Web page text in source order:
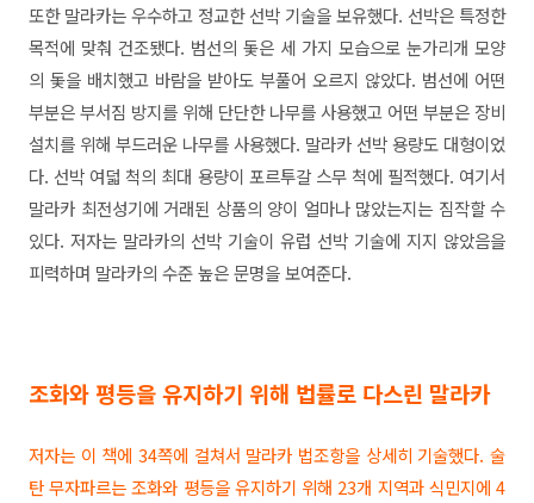
또한 말라카는 우수하고 정교한 선박 기술을 보유했다. 선박은 특정한
목적에 맞춰 건조됐다. 범선의 돛은 세 가지 모습으로 눈가리개 모양
의 돛을 배치했고 바람을 받아도 부풀어 오르지 않았다. 범선에 어떤
부분은 부서짐 방지를 위해 단단한 나무를 사용했고 어떤 부분은 장비
설치를 위해 부드러운 나무를 사용했다. 말라카 선박 용량도 대형이었
다. 선박 여덟 척의 최대 용량이 포르투갈 스무 척에 필적했다. 여기서
말라카 최전성기에 거래된 상품의 양이 얼마나 많았는지는 짐작할 수
있다. 저자는 말라카의 선박 기술이 유럽 선박 기술에 지지 않았음을
피력하며 말라카의 수준 높은 문명을 보여준다.
조화와 평등을 유지하기 위해 법률로 다스린 말라카
저자는 이 책에 34쪽에 걸쳐서 말라카 법조항을 상세히 기술했다. 술
탄 무자파르는 조화와 평등을 유지하기 위해 23개 지역과 식민지에 4